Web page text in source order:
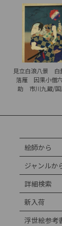
見立白浪八景 白
落雁 因果小僧
助 市川九蔵/国
絵師から
ジャンルか
詳細検索
新入荷
浮世絵参考